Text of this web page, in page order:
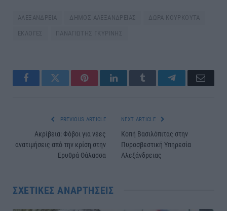
ΑΛΕΞΑΝΔΡΕΙΑ ΔΗΜΟΣ ΑΛΕΞΑΝΔΡΕΙΑΣ ΔΩΡΑ ΚΟΥΡΚΟΥΤΑ
ΕΚΛΟΓΕΣ ΠΑΝΑΓΙΩΤΗΣ ΓΚΥΡΙΝΗΣ
FacebookTwitter PinterestLinkedInTumblr TelegramEmail
PREVIOUS ARTICLE
Ακρίβεια: Φόβοι για νέες
ανατιμήσεις από την κρίση στην
Ερυθρά Θάλασσα
NEXT ARTICLE
Κοπή Βασιλόπιτας στην
Πυροσβεστική Υπηρεσία
Αλεξάνδρειας
ΣΧΕΤΙΚΈΣ ΑΝΑΡΤΉΣΕΙΣ